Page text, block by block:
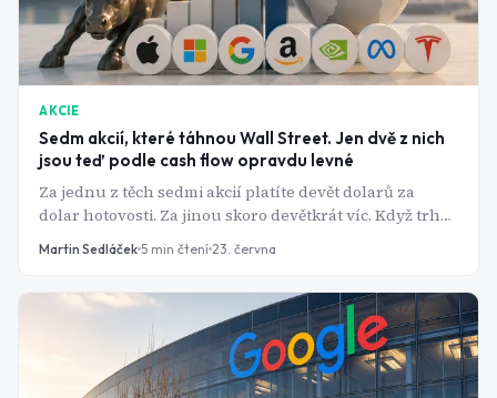
AKCIE
Sedm akcií, které táhnou Wall Street. Jen dvě z nich
jsou teď podle cash flow opravdu levné
Za jednu z těch sedmi akcií platíte devět dolarů za
dolar hotovosti. Za jinou skoro devětkrát víc. Když trhy
padají, tenhle rozdíl najednou znamená všechno.
Martin Sedláček 5 min čtení 23. června